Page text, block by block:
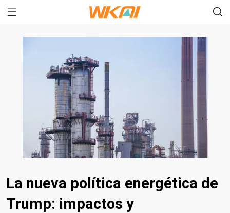
La nueva política energética de
Trump: impactos y